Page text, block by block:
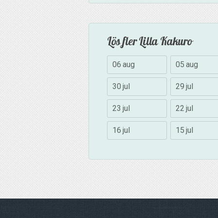
Lös fler Lilla Kakuro
06 aug 05 aug
30 jul 29 jul
23 jul 22 jul
16 jul 15 jul